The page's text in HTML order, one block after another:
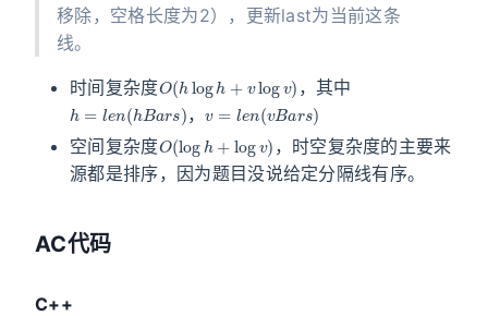
移除，空格长度为2），更新last为当前这条
线。
时间复杂度 ，其中
h=len(hBars)
，
v=l en(vBars)
空间复杂度
O ( log h logv)
，时空复杂度的主要来
源都是排序，因为题目没说给定分隔线有序。
AC代码
C++